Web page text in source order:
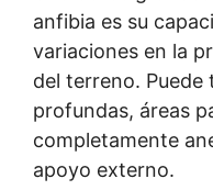
anfibia es su
variaciones en la
del terreno. Puede
profundas, áreas
completamente
apoyo externo.